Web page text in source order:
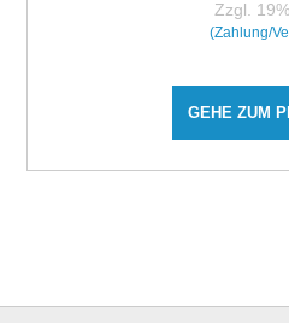
Zzgl.
(Zahlung/
GEHE ZUM